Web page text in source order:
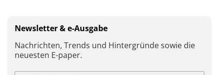
Newsletter & e-Ausgabe
Nachrichten, Trends und Hintergründe sowie die
neuesten E-paper.